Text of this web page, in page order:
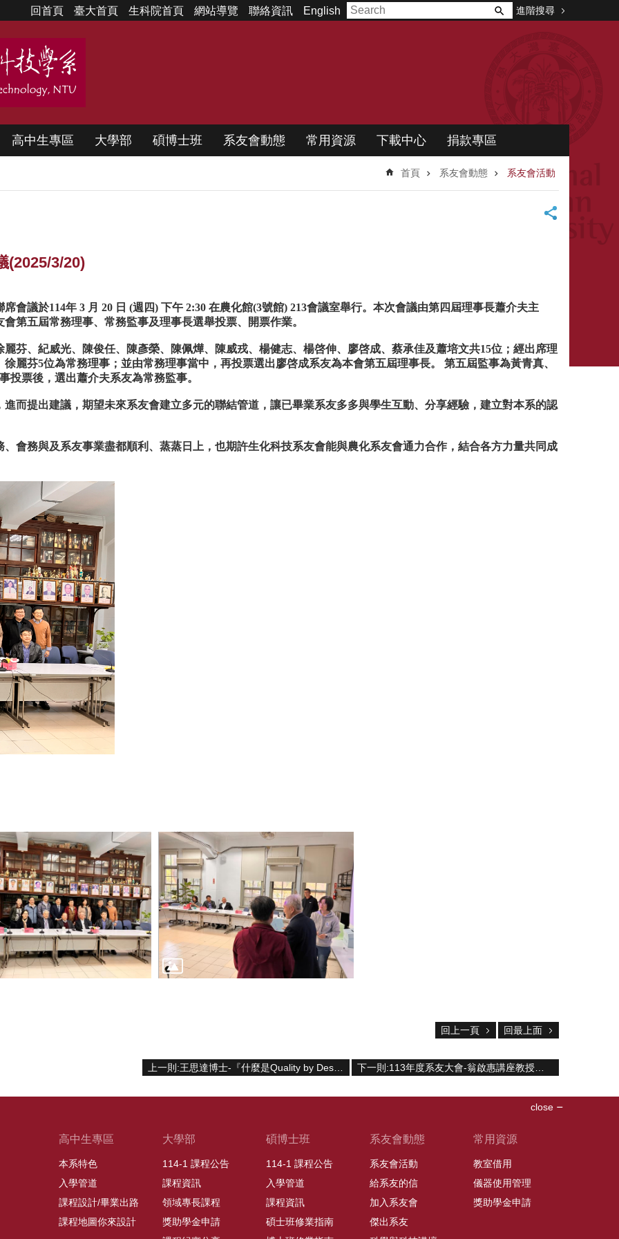
回首頁 臺大首頁 生科院首頁 網站導覽 聯絡資訊 English 進階搜尋
高中生專區 大學部 碩博士班 系友會動態 常用資源 下載中心 捐款專區
首頁 系友會動態 系友會活動
(2025/3/20)
會議於114年 3 月 20 日 (週四) 下午 2:30 在農化館(3號館) 213會議室舉行。 本次會議由第四屆理事長蕭介夫主
第五屆常務理事、常務監事及理事長選舉投票、開票作業。
芬、紀威光、陳俊任、陳彥榮、陳佩燁、陳威戎、楊健志、楊啓伸、廖啓成、 蔡承佳及蕭培文共15位；經出席理
麗芬5位為常務理事；並由常務理事當中，再投票選出廖啓成系友為本會第五屆理事長。 第五屆監事為黃青真、
投票後，選出蕭介夫系友為常務監事。
而提出建議，期望未來系友會建立多元的聯結管道，讓已畢業系友多多與學生互動、分享經驗，建立對本系的認
會務與及系友事業盡都順利、蒸蒸日上，也期許生化科技系友會能與農化系友會通力合作，結合各方力量共同成
回上一頁 回最上面
close
高中生專區
本系特色
入學管道
課程設計/畢業出路
課程地圖你來設計
大學部
114-1 課程公告
課程資訊
領域專長課程
獎助學金申請
碩博士班
114-1 課程公告
入學管道
課程資訊
碩士班修業指南
系友會動態
系友會活動
給系友的信
加入系友會
傑出系友
常用資源
教室借用
儀器使用管理
獎助學金申請